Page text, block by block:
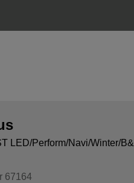
LED/Perform/Navi/Winter/B&
67164